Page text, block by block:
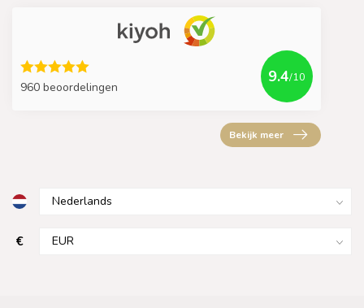
960 beoordelingen
9.4/10
Bekijk meer
€